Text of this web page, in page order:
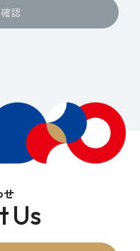
認
せ
Us